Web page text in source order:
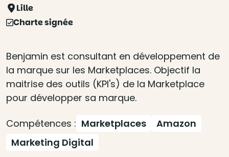
Lille
Charte signée
Benjamin est consultant en développement de
la marque sur les Marketplaces. Objectif la
maitrise des outils (KPI's) de la Marketplace
pour développer sa marque.
Compétences : Marketplaces
Amazon
Marketing Digital